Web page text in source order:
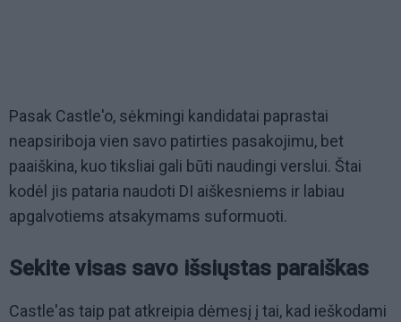
Pasak Castle'o, sėkmingi kandidatai paprastai
neapsiriboja vien savo patirties pasakojimu, bet
paaiškina, kuo tiksliai gali būti naudingi verslui. Štai
kodėl jis pataria naudoti DI aiškesniems ir labiau
apgalvotiems atsakymams suformuoti.
Sekite visas savo išsiųstas paraiškas
Castle'as taip pat atkreipia dėmesį į tai, kad ieškodami